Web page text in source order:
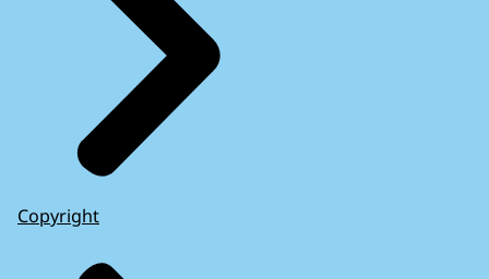
Copyright